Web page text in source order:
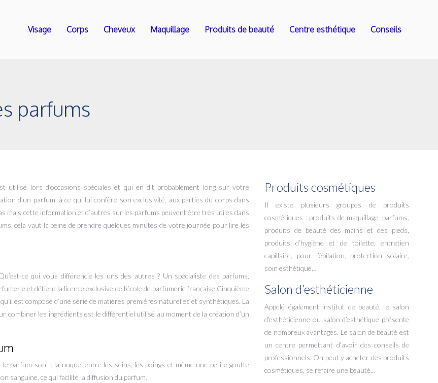
Visage Corps Cheveux Maquillage Produits de beauté Centre esthétique Conseils
parfums
lors d’occasions spéciales et qui en dit probablement long sur votre
d’un parfum, à ce qui lui confère son exclusivité, aux parties du corps dans
mais cette information et d’autres sur les parfums peuvent être très utiles dans
cela vaut la peine de prendre quelques minutes de votre journée pour lire les
ce qui vous différencie les uns des autres ? Un spécialiste des parfums,
et détient la licence exclusive de l’école de parfumerie française Cinquième
est composé d’une série de matières premières naturelles et synthétiques. La
les ingrédients est le différentiel utilisé au moment de la création d’un
parfum sont : la nuque, entre les seins, les poings et même une petite goutte
sanguine, ce qui facilite la diffusion du parfum.
Produits cosmétiques
Il existe plusieurs groupes de produits
cosmétiques : produits de maquillage, parfums,
produits de beauté des mains et des pieds,
produits d’hygiène et de toilette, entretien
capillaire, pour l’épilation, protection solaire,
soin esthétique…
Salon d’esthéticienne
Appelé également institut de beauté, le salon
d’esthéticienne ou salon d’esthétique présente
de nombreux avantages. Le salon de beauté est
un centre permettant d’avoir des conseils de
professionnels. On peut y acheter des produits
cosmétiques, se refaire une beauté…